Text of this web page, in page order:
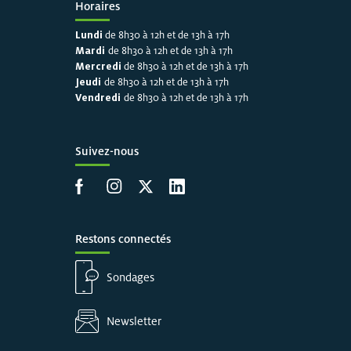
Horaires
Lundi de 8h30 à 12h et de 13h à 17h
Mardi de 8h30 à 12h et de 13h à 17h
Mercredi de 8h30 à 12h et de 13h à 17h
Jeudi de 8h30 à 12h et de 13h à 17h
Vendredi de 8h30 à 12h et de 13h à 17h
Suivez-nous
Accéder à la page Facebook
Accéder à la page Instagram
Accéder à la page X
Accéder à LinkedIn
Restons connectés
Sondages
Newsletter